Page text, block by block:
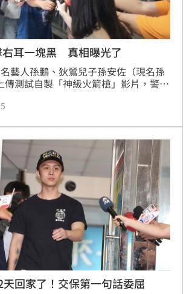
右耳一塊黑 真相曝光了
藝人孫鵬、狄鶯兒子孫安佐（現名孫
傳測試自製「神級火箭槍」影片，警方
院會給公正判決」，怎料步出法院後
回家了！交保第一句話委屈